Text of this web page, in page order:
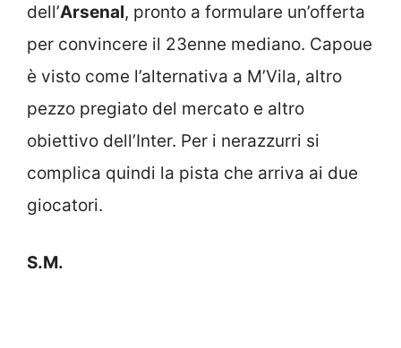
dell’Arsenal, pronto a formulare un’offerta
per convincere il 23enne mediano. Capoue
è visto come l’alternativa a M’Vila, altro
pezzo pregiato del mercato e altro
obiettivo dell’Inter. Per i nerazzurri si
complica quindi la pista che arriva ai due
giocatori.
S.M.